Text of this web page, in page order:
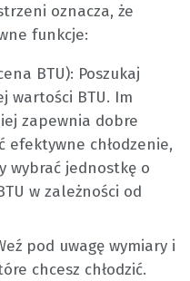
oznacza, że
funkcje:
BTU): Poszukaj
wartości BTU. Im
zapewnia dobre
efektywne chłodzenie,
wybrać jednostkę o
w zależności od
pod uwagę wymiary i
chcesz chłodzić.